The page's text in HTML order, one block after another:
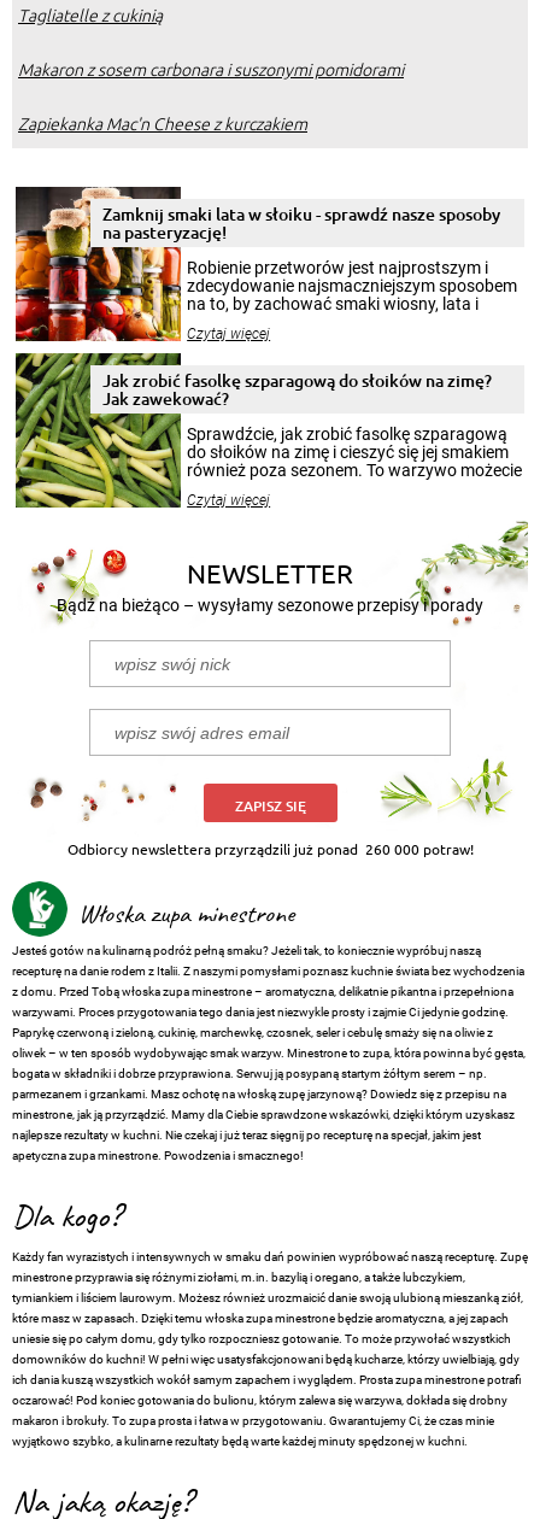
Tagliatelle z cukinią
Makaron z sosem carbonara i suszonymi pomidorami
Zapiekanka Mac'n Cheese z kurczakiem
Zamknij smaki lata w słoiku - sprawdź nasze sposoby
na pasteryzację!
Robienie przetworów jest najprostszym i
zdecydowanie najsmaczniejszym sposobem
na to, by zachować smaki wiosny, lata i
krajobrazów, by cieszyć nimi oko w sezonie
pełni poczuć atmosferę cieplejszych
miesięcy. Przygotowanie słoików ze
patenty, które pozwolą zachować świeżość
przetworów.
Czytaj więcej
Jak zrobić fasolkę szparagową do słoików na zimę?
Jak zawekować?
Sprawdźcie, jak zrobić fasolkę szparagową
do słoików na zimę i cieszyć się jej smakiem
również poza sezonem. To warzywo możecie
nasze propozycje!
Czytaj więcej
NEWSLETTER
Bądź na bieżąco – wysyłamy sezonowe przepisy i porady
ZAPISZ SIĘ
Odbiorcy newslettera przyrządzili już ponad 260 000 potraw!
Włoska zupa minestrone
Jesteś gotów na kulinarną podróż pełną smaku? Jeżeli tak, to koniecznie wypróbuj naszą
recepturę na danie rodem z Italii. Z naszymi pomysłami poznasz kuchnie świata bez wychodzenia
z domu. Przed Tobą włoska zupa minestrone – aromatyczna, delikatnie pikantna i przepełniona
warzywami. Proces przygotowania tego dania jest niezwykle prosty i zajmie Ci jedynie godzinę.
Paprykę czerwoną i zieloną, cukinię, marchewkę, czosnek, seler i cebulę smaży się na oliwie z
oliwek – w ten sposób wydobywając smak warzyw. Minestrone to zupa, która powinna być gęsta,
bogata w składniki i dobrze przyprawiona. Serwuj ją posypaną startym żółtym serem – np.
parmezanem i grzankami. Masz ochotę na włoską zupę jarzynową? Dowiedz się z przepisu na
minestrone, jak ją przyrządzić. Mamy dla Ciebie sprawdzone wskazówki, dzięki którym uzyskasz
najlepsze rezultaty w kuchni. Nie czekaj i już teraz sięgnij po recepturę na specjał, jakim jest
apetyczna zupa minestrone. Powodzenia i smacznego!
Dla kogo?
Każdy fan wyrazistych i intensywnych w smaku dań powinien wypróbować naszą recepturę. Zupę
minestrone przyprawia się różnymi ziołami, m.in. bazylią i oregano, a także lubczykiem,
tymiankiem i liściem laurowym. Możesz również urozmaicić danie swoją ulubioną mieszanką ziół,
które masz w zapasach. Dzięki temu włoska zupa minestrone będzie aromatyczna, a jej zapach
uniesie się po całym domu, gdy tylko rozpoczniesz gotowanie. To może przywołać wszystkich
domowników do kuchni! W pełni więc usatysfakcjonowani będą kucharze, którzy uwielbiają, gdy
ich dania kuszą wszystkich wokół samym zapachem i wyglądem. Prosta zupa minestrone potrafi
oczarować! Pod koniec gotowania do bulionu, którym zalewa się warzywa, dokłada się drobny
makaron i brokuły. To zupa prosta i łatwa w przygotowaniu. Gwarantujemy Ci, że czas minie
wyjątkowo szybko, a kulinarne rezultaty będą warte każdej minuty spędzonej w kuchni.
Na jaką okazję?